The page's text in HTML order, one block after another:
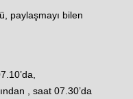
paylaşmayı bilen
, saat 07.30’da